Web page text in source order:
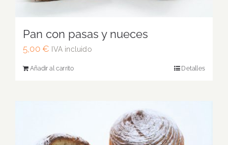
Pan con pasas y nueces
5,00 € IVA incluido
Añadir al carrito Detalles